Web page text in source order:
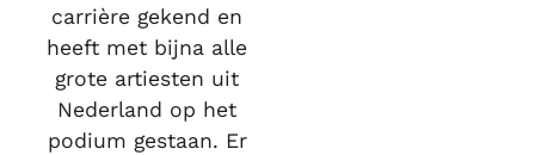
carrière gekend en
heeft met bijna alle
grote artiesten uit
Nederland op het
podium gestaan. Er